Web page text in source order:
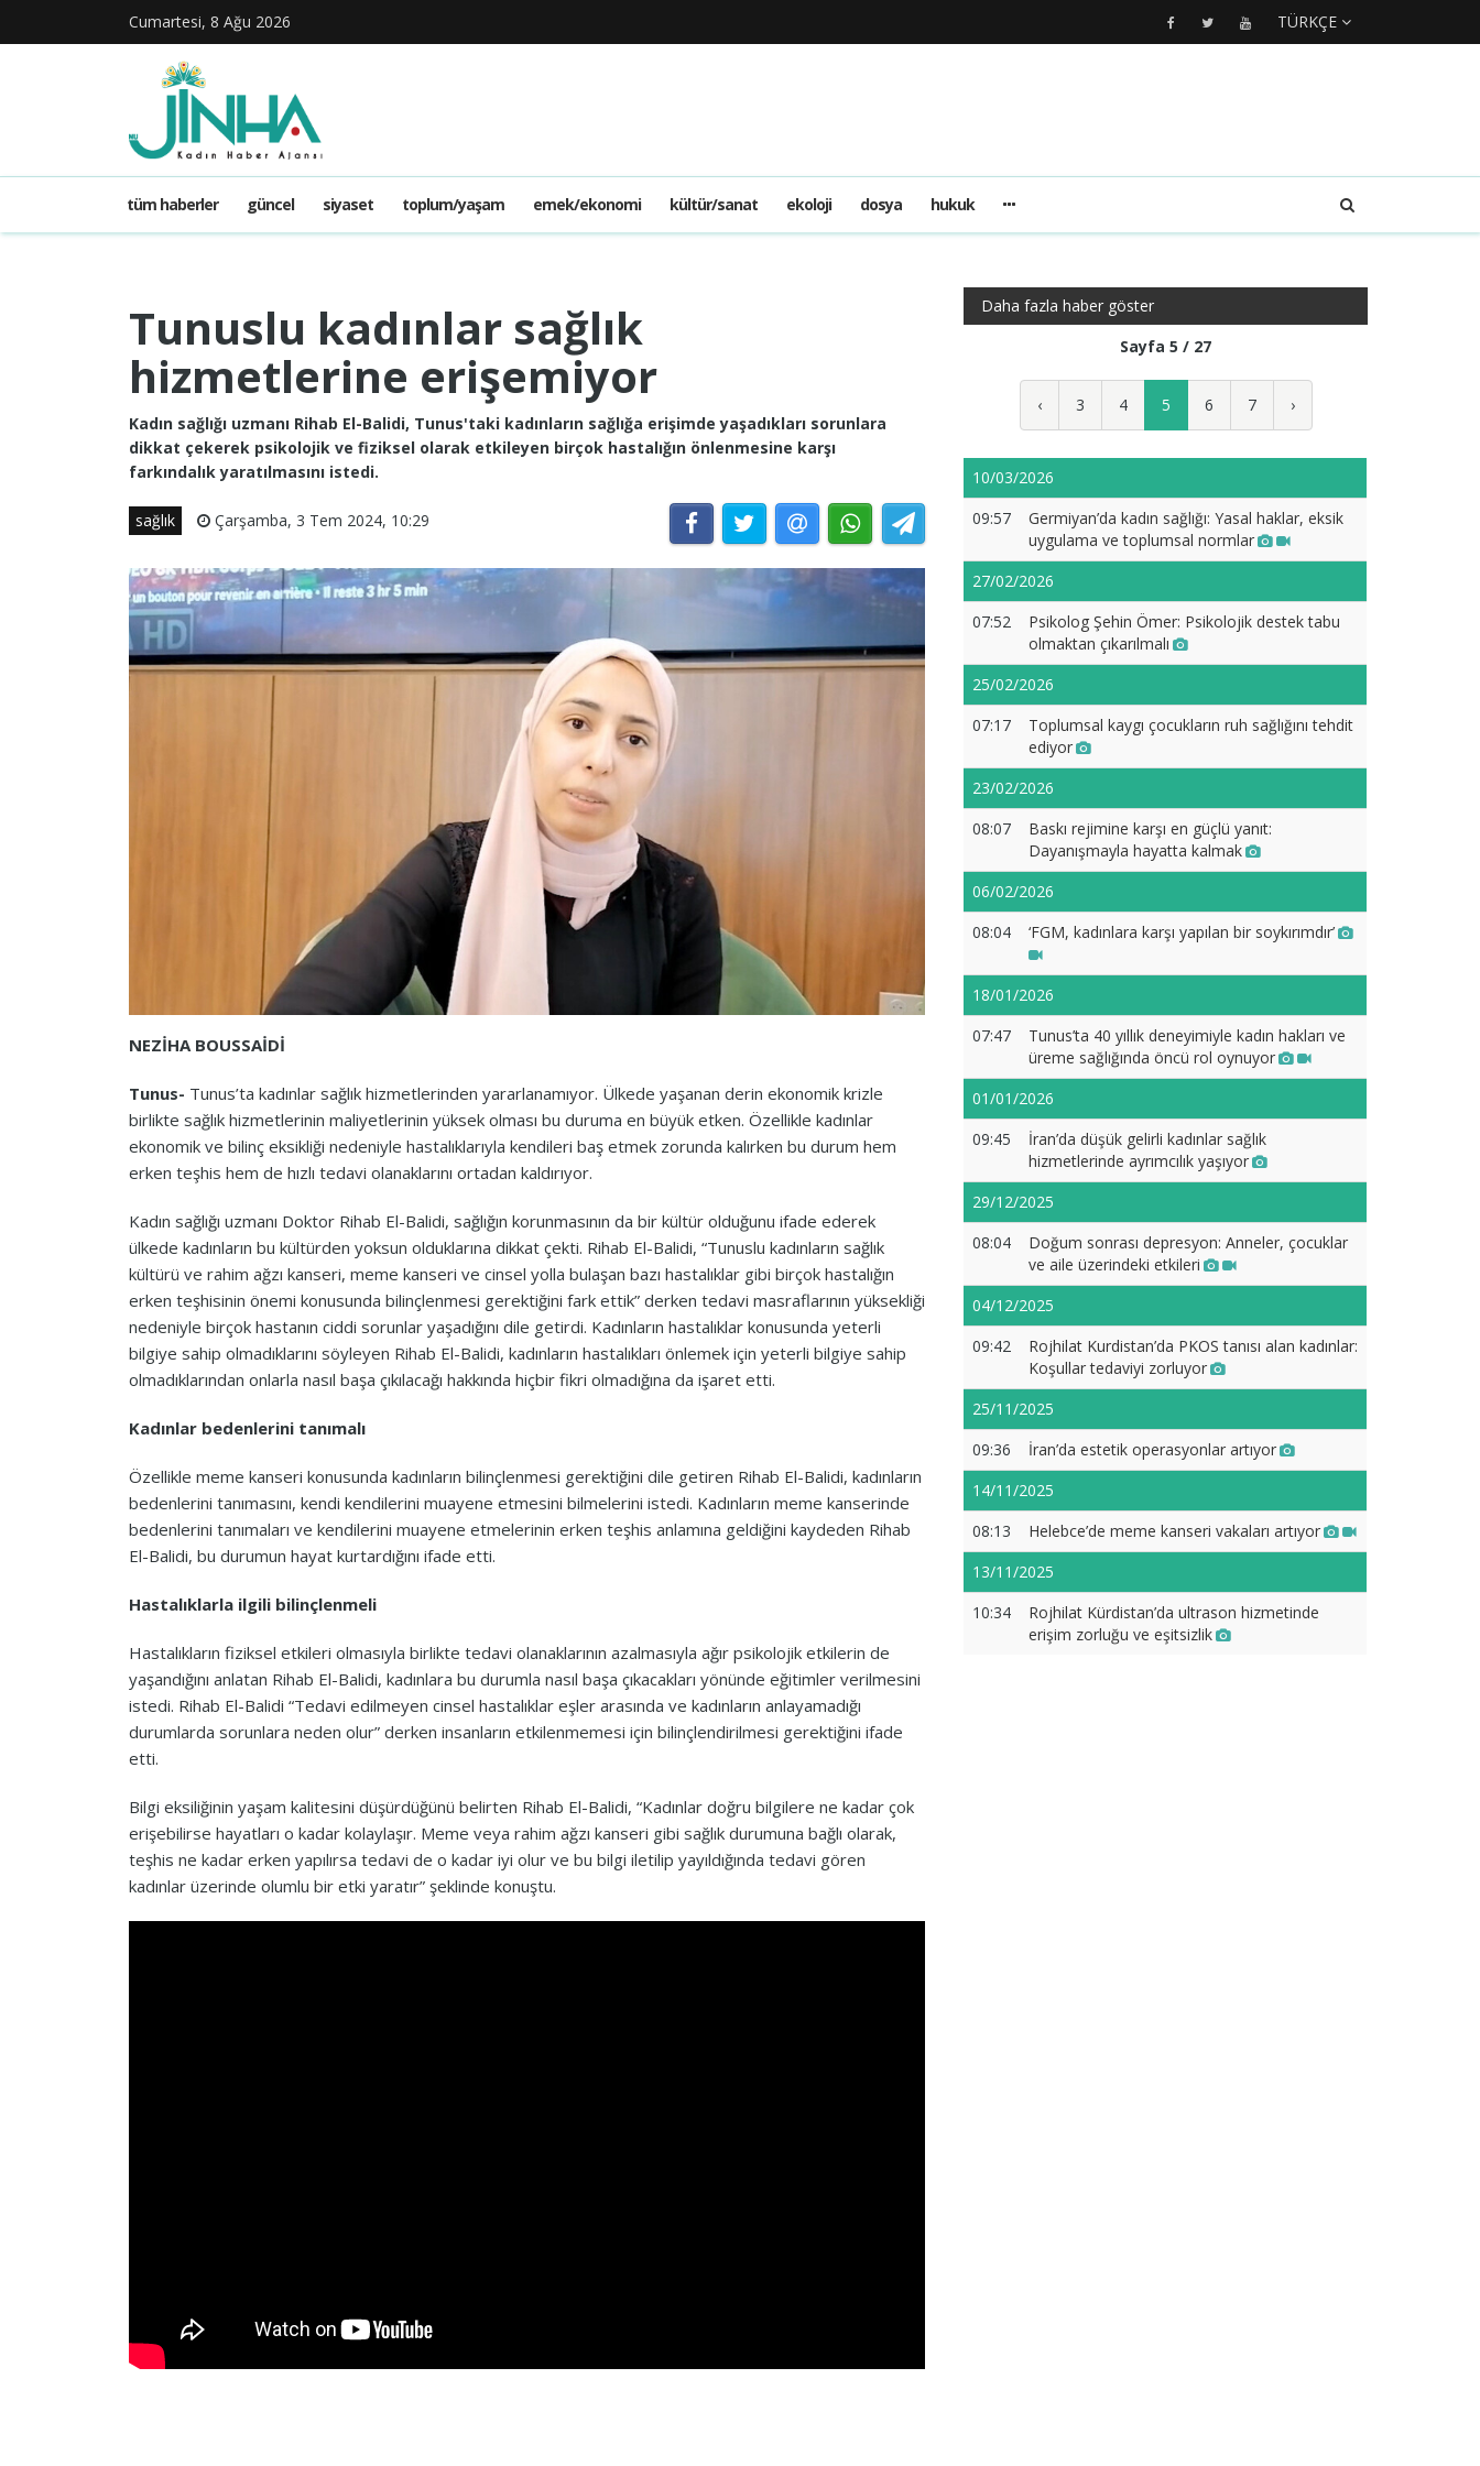
Cumartesi, 8 Ağu 2026 TÜRKÇE
tüm haberler güncel siyaset toplum/yaşam emek/ekonomi kültür/sanat ekoloji dosya hukuk
Tunuslu kadınlar sağlık
hizmetlerine erişemiyor
Kadın sağlığı uzmanı Rihab El-Balidi, Tunus'taki kadınların sağlığa erişimde yaşadıkları sorunlara
dikkat çekerek psikolojik ve fiziksel olarak etkileyen birçok hastalığın önlenmesine karşı
farkındalık yaratılmasını istedi.
sağlık Çarşamba, 3 Tem 2024, 10:29
NEZİHA BOUSSAİDİ
Tunus- Tunus’ta kadınlar sağlık hizmetlerinden yararlanamıyor. Ülkede yaşanan derin ekonomik krizle
birlikte sağlık hizmetlerinin maliyetlerinin yüksek olması bu duruma en büyük etken. Özellikle kadınlar
ekonomik ve bilinç eksikliği nedeniyle hastalıklarıyla kendileri baş etmek zorunda kalırken bu durum hem
erken teşhis hem de hızlı tedavi olanaklarını ortadan kaldırıyor.
Kadın sağlığı uzmanı Doktor Rihab El-Balidi, sağlığın korunmasının da bir kültür olduğunu ifade ederek
ülkede kadınların bu kültürden yoksun olduklarına dikkat çekti. Rihab El-Balidi, “Tunuslu kadınların sağlık
kültürü ve rahim ağzı kanseri, meme kanseri ve cinsel yolla bulaşan bazı hastalıklar gibi birçok hastalığın
erken teşhisinin önemi konusunda bilinçlenmesi gerektiğini fark ettik” derken tedavi masraflarının yüksekliği
nedeniyle birçok hastanın ciddi sorunlar yaşadığını dile getirdi. Kadınların hastalıklar konusunda yeterli
bilgiye sahip olmadıklarını söyleyen Rihab El-Balidi, kadınların hastalıkları önlemek için yeterli bilgiye sahip
olmadıklarından onlarla nasıl başa çıkılacağı hakkında hiçbir fikri olmadığına da işaret etti.
Kadınlar bedenlerini tanımalı
Özellikle meme kanseri konusunda kadınların bilinçlenmesi gerektiğini dile getiren Rihab El-Balidi, kadınların
bedenlerini tanımasını, kendi kendilerini muayene etmesini bilmelerini istedi. Kadınların meme kanserinde
bedenlerini tanımaları ve kendilerini muayene etmelerinin erken teşhis anlamına geldiğini kaydeden Rihab
El-Balidi, bu durumun hayat kurtardığını ifade etti.
Hastalıklarla ilgili bilinçlenmeli
Hastalıkların fiziksel etkileri olmasıyla birlikte tedavi olanaklarının azalmasıyla ağır psikolojik etkilerin de
yaşandığını anlatan Rihab El-Balidi, kadınlara bu durumla nasıl başa çıkacakları yönünde eğitimler verilmesini
istedi. Rihab El-Balidi “Tedavi edilmeyen cinsel hastalıklar eşler arasında ve kadınların anlayamadığı
durumlarda sorunlara neden olur” derken insanların etkilenmemesi için bilinçlendirilmesi gerektiğini ifade
etti.
Bilgi eksiliğinin yaşam kalitesini düşürdüğünü belirten Rihab El-Balidi, “Kadınlar doğru bilgilere ne kadar çok
erişebilirse hayatları o kadar kolaylaşır. Meme veya rahim ağzı kanseri gibi sağlık durumuna bağlı olarak,
teşhis ne kadar erken yapılırsa tedavi de o kadar iyi olur ve bu bilgi iletilip yayıldığında tedavi gören
kadınlar üzerinde olumlu bir etki yaratır” şeklinde konuştu.
Daha fazla haber göster
Sayfa 5 / 27
‹ 3 4 5 6 7 ›
10/03/2026
09:57
Germiyan’da kadın sağlığı: Yasal haklar, eksik
uygulama ve toplumsal normlar
27/02/2026
07:52
Psikolog Şehin Ömer: Psikolojik destek tabu
olmaktan çıkarılmalı
25/02/2026
07:17
Toplumsal kaygı çocukların ruh sağlığını tehdit
ediyor
23/02/2026
08:07
Baskı rejimine karşı en güçlü yanıt:
Dayanışmayla hayatta kalmak
06/02/2026
08:04
‘FGM, kadınlara karşı yapılan bir soykırımdır’
18/01/2026
07:47
Tunus’ta 40 yıllık deneyimiyle kadın hakları ve
üreme sağlığında öncü rol oynuyor
01/01/2026
09:45
İran’da düşük gelirli kadınlar sağlık
hizmetlerinde ayrımcılık yaşıyor
29/12/2025
08:04
Doğum sonrası depresyon: Anneler, çocuklar
ve aile üzerindeki etkileri
04/12/2025
09:42
Rojhilat Kurdistan’da PKOS tanısı alan kadınlar:
Koşullar tedaviyi zorluyor
25/11/2025
09:36
İran’da estetik operasyonlar artıyor
14/11/2025
08:13
Helebce’de meme kanseri vakaları artıyor
13/11/2025
10:34
Rojhilat Kürdistan’da ultrason hizmetinde
erişim zorluğu ve eşitsizlik